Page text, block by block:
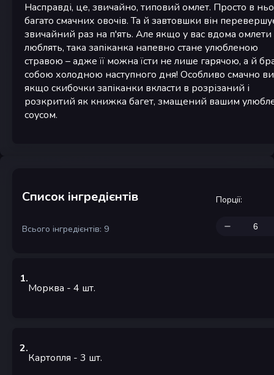
Насправді, це, звичайно, типовий омлет. Просто в
багато смачних овочів. Та й завтовшки він
звичайний раз на п'ять. Але якщо у вас вдома омлети
люблять, така запіканка напевно стане улюбленою
стравою – адже її можна їсти не лише гарячою, а й
собою холодною наступного дня! Особливо смачно
якщо скибочки запіканки вкласти в розрізаний і
розкритий як книжка багет, змащений вашим
соусом.
Список інгредієнтів
Всього інгредієнтів: 9
Порції:
1.
Морква - 4 шт.
2.
Картопля - 3 шт.